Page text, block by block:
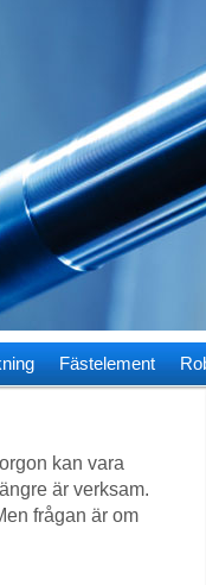
Fästelement
kan vara
är verksam.
frågan är om